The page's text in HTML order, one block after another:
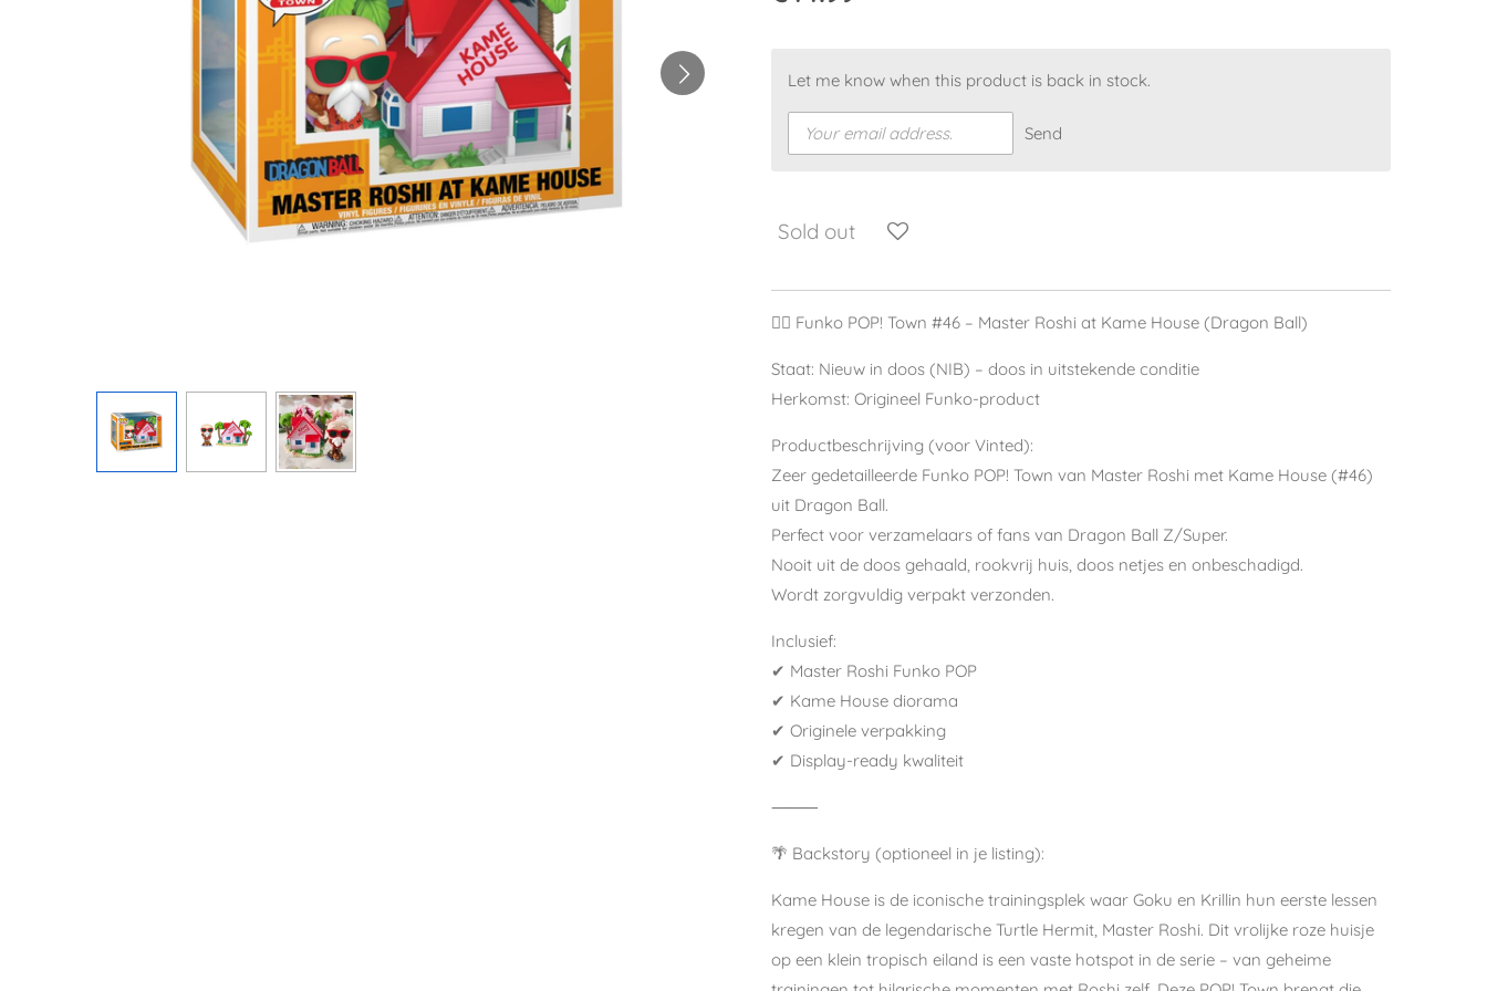
Let me know when this product is back in stock.
Send
Sold out
🧘‍♂️ Funko POP! Town #46 – Master Roshi at Kame House (Dragon Ball)
Staat: Nieuw in doos (NIB) – doos in uitstekende conditie
Herkomst: Origineel Funko-product
Productbeschrijving (voor Vinted):
Zeer gedetailleerde Funko POP! Town van Master Roshi met Kame House (#46)
uit Dragon Ball.
Perfect voor verzamelaars of fans van Dragon Ball Z/Super.
Nooit uit de doos gehaald, rookvrij huis, doos netjes en onbeschadigd.
Wordt zorgvuldig verpakt verzonden.
Inclusief:
✔ Master Roshi Funko POP
✔ Kame House diorama
✔ Originele verpakking
✔ Display-ready kwaliteit
⸻
🌴 Backstory (optioneel in je listing):
Kame House is de iconische trainingsplek waar Goku en Krillin hun eerste lessen
kregen van de legendarische Turtle Hermit, Master Roshi. Dit vrolijke roze huisje
op een klein tropisch eiland is een vaste hotspot in de serie – van geheime